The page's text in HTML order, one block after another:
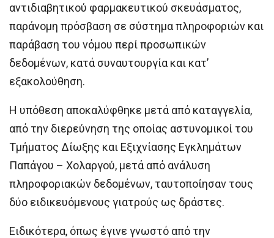
αντιδιαβητικού φαρμακευτικού σκευάσματος,
παράνομη πρόσβαση σε σύστημα πληροφοριών και
παράβαση του νόμου περί προσωπικών
δεδομένων, κατά συναυτουργία και κατ’
εξακολούθηση.
Η υπόθεση αποκαλύφθηκε μετά από καταγγελία,
από την διερεύνηση της οποίας αστυνομικοί του
Τμήματος Δίωξης και Εξιχνίασης Εγκλημάτων
Παπάγου – Χολαργού, μετά από ανάλυση
πληροφοριακών δεδομένων, ταυτοποίησαν τους
δύο ειδικευόμενους γιατρούς ως δράστες.
Ειδικότερα, όπως έγινε γνωστό από την